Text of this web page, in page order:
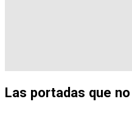
Las portadas que